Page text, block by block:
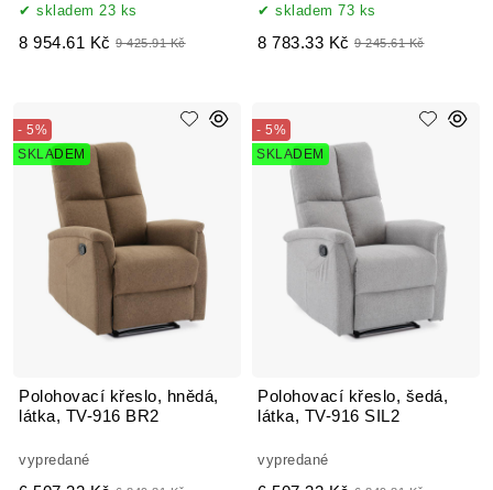
skladem 23 ks
8 954.61 Kč 9 425.91 Kč
skladem 73 ks
8 783.33 Kč 9 245.61 Kč
Polohovací křeslo, hnědá,
látka, TV-916 BR2
- 5%
SKLADEM
vypredané
Polohovací křeslo, šedá,
látka, TV-916 SIL2
- 5%
SKLADEM
vypredané